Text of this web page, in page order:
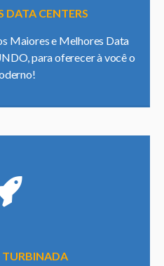
DATA CENTERS
Maiores e Melhores Data
para oferecer à você o
TURBINADA